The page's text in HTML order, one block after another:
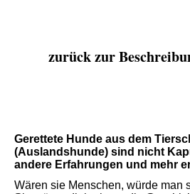
zurück zur
Gerettete Hunde aus dem
(Auslandshunde) sind nicht
andere Erfahrungen und mehr
Wären sie Menschen, würde man